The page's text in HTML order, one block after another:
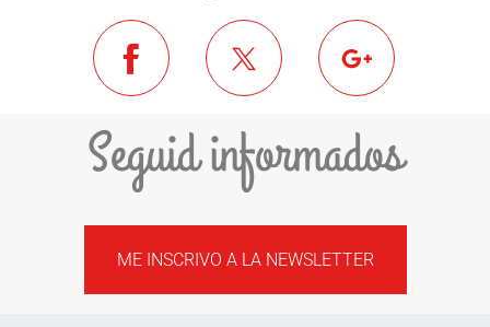
Seguid informados
ME INSCRIVO A LA NEWSLETTER